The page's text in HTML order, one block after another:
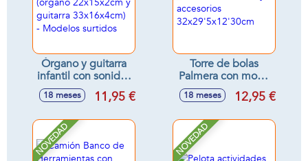
Órgano y guitarra
infantil con sonidos
(órgano
22x15x2cm y
33x16x4cm) -
Modelos surtidos
18 meses 11,95 €
Torre de bolas
Palmera con mono
y accesorios
32x29'5x12'30cm
18 meses 12,95 €
NOVEDAD NOVEDAD